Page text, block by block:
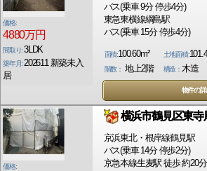
価格:
4880万円
間取り:3LDK
築年月: 202611 新築未入
居
バス(乗車 9分 停歩4分)
東急東横線綱島駅
バス(乗車 15分 停歩4分)
面積:100.60m² 土地面積:
階数： 地上2階 構造： 木造
物件の
価格:
横浜市鶴見区東
京浜東北・根岸線鶴見駅
バス(乗車 14分 停歩2分)
京急本線生麦駅 徒歩 約20分